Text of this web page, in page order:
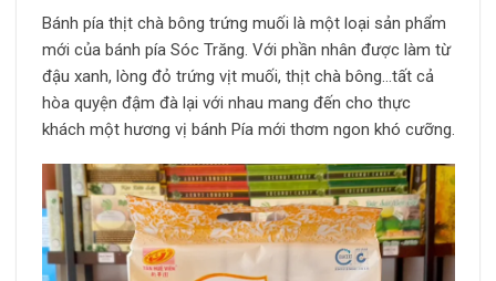
Bánh pía thịt chà bông trứng muối là một loại sản phẩm
mới của bánh pía Sóc Trăng. Với phần nhân được làm từ
đậu xanh, lòng đỏ trứng vịt muối, thịt chà bông…tất cả
hòa quyện đậm đà lại với nhau mang đến cho thực
khách một hương vị bánh Pía mới thơm ngon khó cưỡng.